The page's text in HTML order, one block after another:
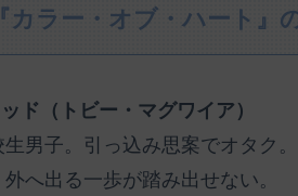
カラー・オブ・ハート』
ド（トビー・マグワイア）
生男子。引っ込み思案でオタク
外へ出る一歩が踏み出せない。